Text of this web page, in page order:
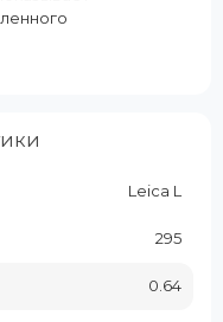
Leica L
295
0.64